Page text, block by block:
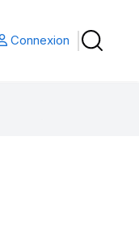
Connexion